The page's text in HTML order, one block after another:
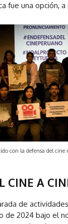
fue una opción,
con la defensa del cine
CINE A
de
de 2024 bajo el